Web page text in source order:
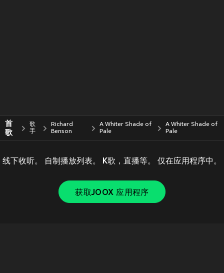
首
歌
歌
手
Richard
Benson
A Whiter Shade of
Pale
A Whiter Shade of
Pale
线下收听。 自制播放列表。 K歌，直播等。 仅在应用程序中。
获取JOOX 应用程序